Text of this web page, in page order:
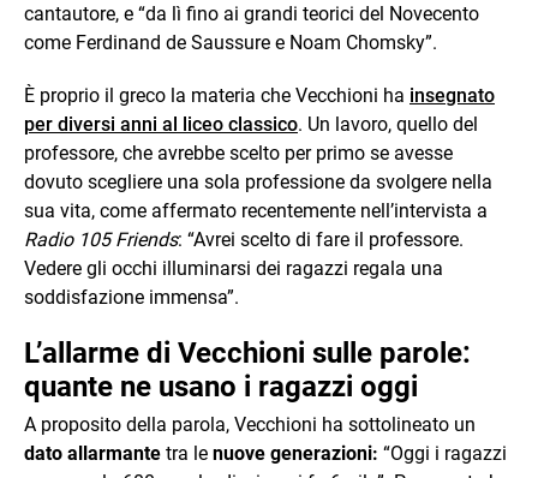
cantautore, e “da lì fino ai grandi teorici del Novecento
come Ferdinand de Saussure e Noam Chomsky”.
È proprio il greco la materia che Vecchioni ha insegnato
per diversi anni al liceo classico. Un lavoro, quello del
professore, che avrebbe scelto per primo se avesse
dovuto scegliere una sola professione da svolgere nella
sua vita, come affermato recentemente nell’intervista a
Radio 105 Friends: “Avrei scelto di fare il professore.
Vedere gli occhi illuminarsi dei ragazzi regala una
soddisfazione immensa”.
L’allarme di Vecchioni sulle parole:
quante ne usano i ragazzi oggi
A proposito della parola, Vecchioni ha sottolineato un
dato allarmante tra le nuove generazioni: “Oggi i ragazzi